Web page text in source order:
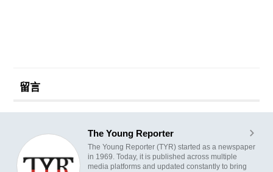
留言
The Young Reporter
The Young Reporter (TYR) started as a newspaper
in 1969. Today, it is published across multiple
media platforms and updated constantly to bring